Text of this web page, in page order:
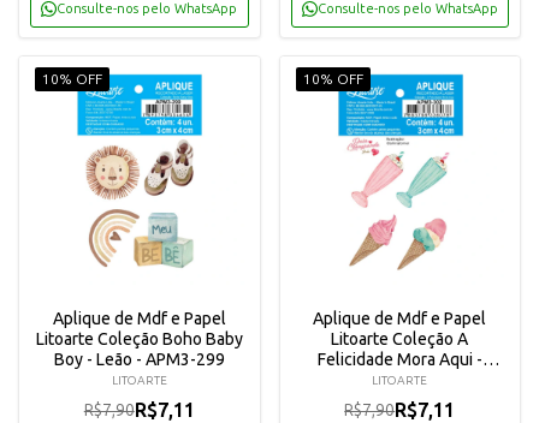
Consulte-nos pelo WhatsApp Consulte-nos pelo WhatsApp
10% OFF
Aplique de Mdf e Papel
Litoarte Coleção Boho Baby
Boy - Leão - APM3-299
LITOARTE
R$7,90R$7,11
10% OFF
Aplique de Mdf e Papel
Litoarte Coleção A
Felicidade Mora Aqui -
Milkshake e Sorvete -
APM3-302
LITOARTE
R$7,90R$7,11